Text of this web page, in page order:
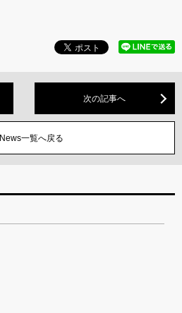
次の記事へ
News一覧へ戻る